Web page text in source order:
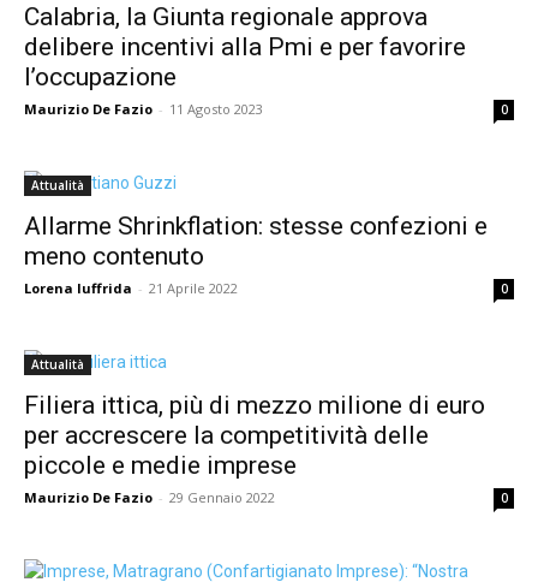
Calabria, la Giunta regionale approva
delibere incentivi alla Pmi e per favorire
l’occupazione
Maurizio De Fazio - 11 Agosto 2023 0
Attualità
Allarme Shrinkflation: stesse confezioni e
meno contenuto
Lorena Iuffrida - 21 Aprile 2022 0
Attualità
Filiera ittica, più di mezzo milione di euro
per accrescere la competitività delle
piccole e medie imprese
Maurizio De Fazio - 29 Gennaio 2022 0